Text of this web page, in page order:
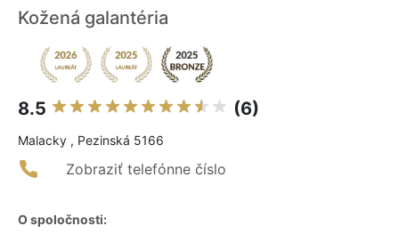
Kožená galantéria
8.5 (6)
Malacky , Pezinská 5166
Zobraziť telefónne číslo
O spoločnosti: